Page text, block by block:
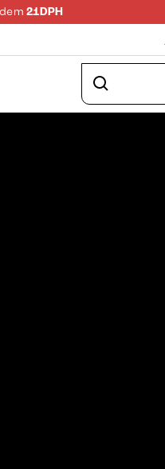
21DPH